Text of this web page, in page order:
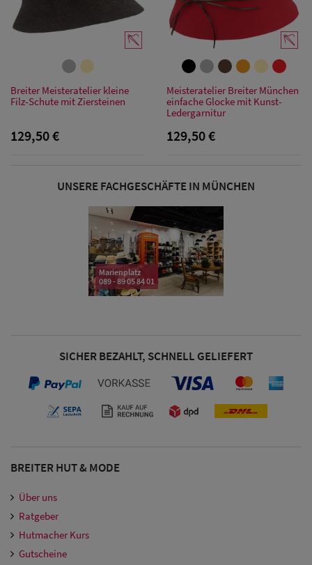
Sonnenschilder
Damen
Snapback Caps
Großgrößen
Breiter Meisteratelier kleine
Filz-Schute mit Ziersteinen
129,50 €
Meisteratelier Breiter München
einfache Glocke mit Kunst-
Ledergarnitur
129,50 €
UNSERE FACHGESCHÄFTE IN MÜNCHEN
Marienplatz
089 - 89 05 84 01
SICHER BEZAHLT, SCHNELL GELIEFERT
BREITER HUT & MODE
Über uns
Ratgeber
Hutmacher Kurs
Gutscheine